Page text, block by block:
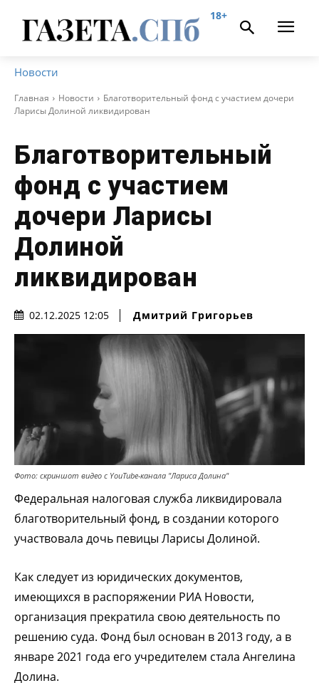
18+
Новости
Главная Новости
Благотворительный фонд с участием дочери
Ларисы Долиной ликвидирован
Благотворительный
фонд с участием
дочери Ларисы
Долиной
ликвидирован
02.12.2025 12:05 Дмитрий Григорьев
Фото: скриншот видео с YouTube-канала "Лариса Долина"
Федеральная налоговая служба ликвидировала
благотворительный фонд, в создании которого
участвовала дочь певицы Ларисы Долиной.
Как следует из юридических документов,
имеющихся в распоряжении РИА Новости,
организация прекратила свою деятельность по
решению суда. Фонд был основан в 2013 году, а в
январе 2021 года его учредителем стала Ангелина
Долина.